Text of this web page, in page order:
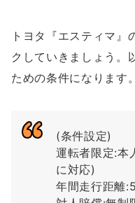
トヨタ『エスティマ』
クしていきましょう。
ための条件になります。
(条件設定)
運転者限定:
に対応)
年間走行距離